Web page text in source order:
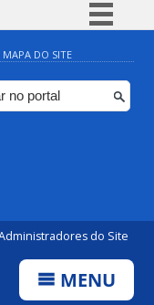
Simplifique!
BR
Participe
MAPA DO SITE
do Site
MENU